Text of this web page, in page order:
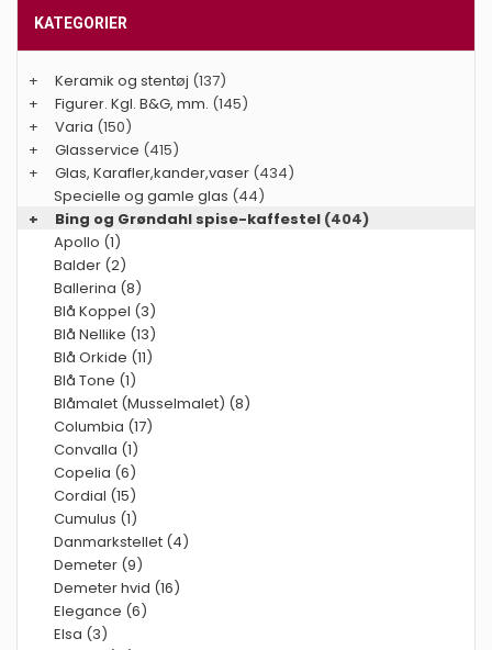
KATEGORIER
+ Keramik og stentøj (137)
+
Figurer. Kgl. B&G, mm. (145)
+
Varia (150)
+
Glasservice (415)
+
Glas, Karafler,kander,vaser (434)
Specielle og gamle glas (44)
+
Bing og Grøndahl spise-kaffestel (404)
Apollo (1)
Balder (2)
Ballerina (8)
Blå Koppel (3)
Blå Nellike (13)
Blå Orkide (11)
Blå Tone (1)
Blåmalet (Musselmalet) (8)
Columbia (17)
Convalla (1)
Copelia (6)
Cordial (15)
Cumulus (1)
Danmarkstellet (4)
Demeter (9)
Demeter hvid (16)
Elegance (6)
Elsa (3)